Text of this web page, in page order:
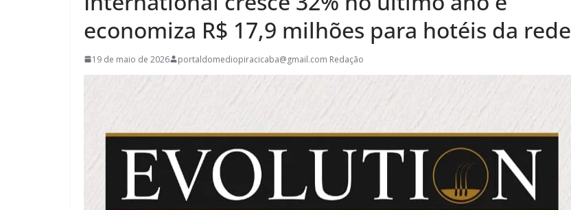
economiza R$ 17,9 milhões para hotéis da rede
19 de maio de 2026 portaldomediopiracicaba@gmail.com Redação